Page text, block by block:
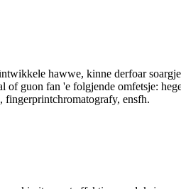
hawwe, kinne derfoar
guon fan 'e folgjende omfetsje:
ensfh.